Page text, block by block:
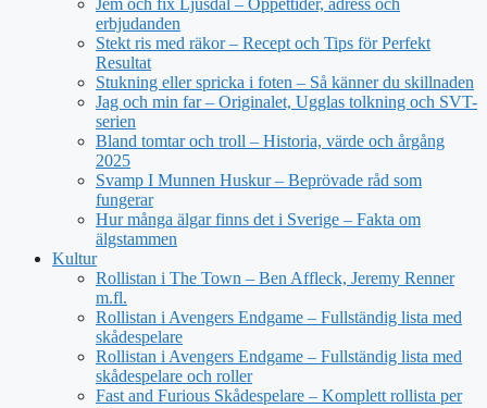
Jem och fix Ljusdal – Öppettider, adress och
erbjudanden
Stekt ris med räkor – Recept och Tips för Perfekt
Resultat
Stukning eller spricka i foten – Så känner du skillnaden
Jag och min far – Originalet, Ugglas tolkning och SVT-
serien
Bland tomtar och troll – Historia, värde och årgång
2025
Svamp I Munnen Huskur – Beprövade råd som
fungerar
Hur många älgar finns det i Sverige – Fakta om
älgstammen
Kultur
Rollistan i The Town – Ben Affleck, Jeremy Renner
m.fl.
Rollistan i Avengers Endgame – Fullständig lista med
skådespelare
Rollistan i Avengers Endgame – Fullständig lista med
skådespelare och roller
Fast and Furious Skådespelare – Komplett rollista per